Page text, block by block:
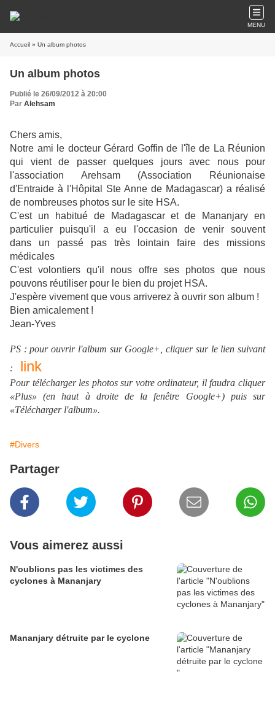
MENU
Accueil » Un album photos
Un album photos
Publié le 26/09/2012 à 20:00
Par Alehsam
Chers amis,
Notre ami le docteur Gérard Goffin de l'île de La Réunion
qui vient de passer quelques jours avec nous pour
l'association Arehsam (Association Réunionaise
d'Entraide à l'Hôpital Ste Anne de Madagascar) a réalisé
de nombreuses photos sur le site HSA.
C'est un habitué de Madagascar et de Mananjary en
particulier puisqu'il a eu l'occasion de venir souvent
dans un passé pas très lointain faire des missions
médicales
C'est volontiers qu'il nous offre ses photos que nous
pouvons réutiliser pour le bien du projet HSA.
J'espère vivement que vous arriverez à ouvrir son album !
Bien amicalement !
Jean-Yves
PS : pour ouvrir l'album sur Google+, cliquer sur le lien suivant
: link
Pour télécharger les photos sur votre ordinateur, il faudra cliquer
«Plus» (en haut à droite de la fenêtre Google+) puis sur
«Télécharger l'album».
#Divers
Partager
Vous aimerez aussi
N'oublions pas les victimes des
cyclones à Mananjary
Mananjary détruite par le cyclone